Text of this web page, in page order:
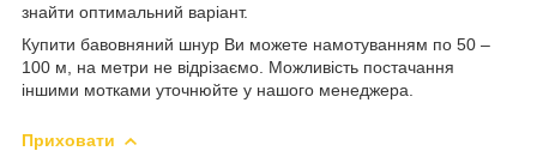
знайти оптимальний варіант.
Купити бавовняний шнур Ви можете намотуванням по 50 –
100 м, на метри не відрізаємо. Можливість постачання
іншими мотками уточнюйте у нашого менеджера.
Приховати